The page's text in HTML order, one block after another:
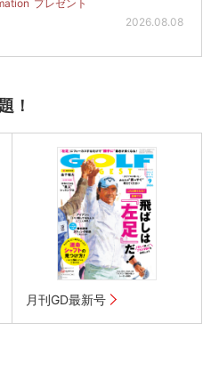
プレゼント
2026.08.08
！
月刊GD最新号